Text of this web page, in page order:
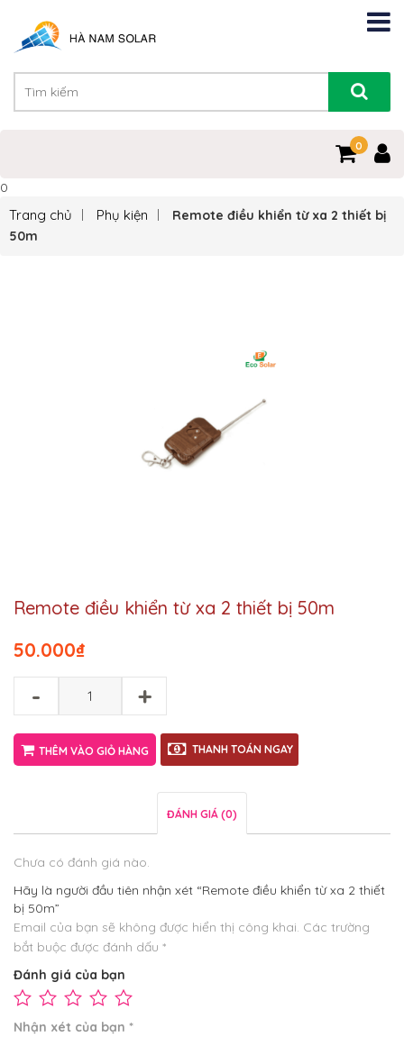
0
0
Trang chủ Phụ kiện
Remote điều khiển từ xa 2 thiết bị
50m
Remote điều khiển từ xa 2 thiết bị 50m
₫
50.000
- +
THÊM VÀO GIỎ HÀNG THANH TOÁN NGAY
ĐÁNH GIÁ (0)
Chưa có đánh giá nào.
Hãy là người đầu tiên nhận xét “Remote điều khiển từ xa 2 thiết
bị 50m”
Email của bạn sẽ không được hiển thị công khai. Các trường
bắt buộc được đánh dấu *
Đánh giá của bạn
Nhận xét của bạn *